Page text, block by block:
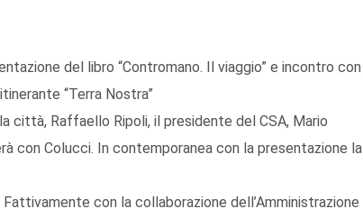
del libro “Contromano. Il viaggio” e incontro con
“Terra Nostra”
città, Raffaello Ripoli, il presidente del CSA, Mario
con Colucci. In contemporanea con la presentazione la
con la collaborazione dell’Amministrazione